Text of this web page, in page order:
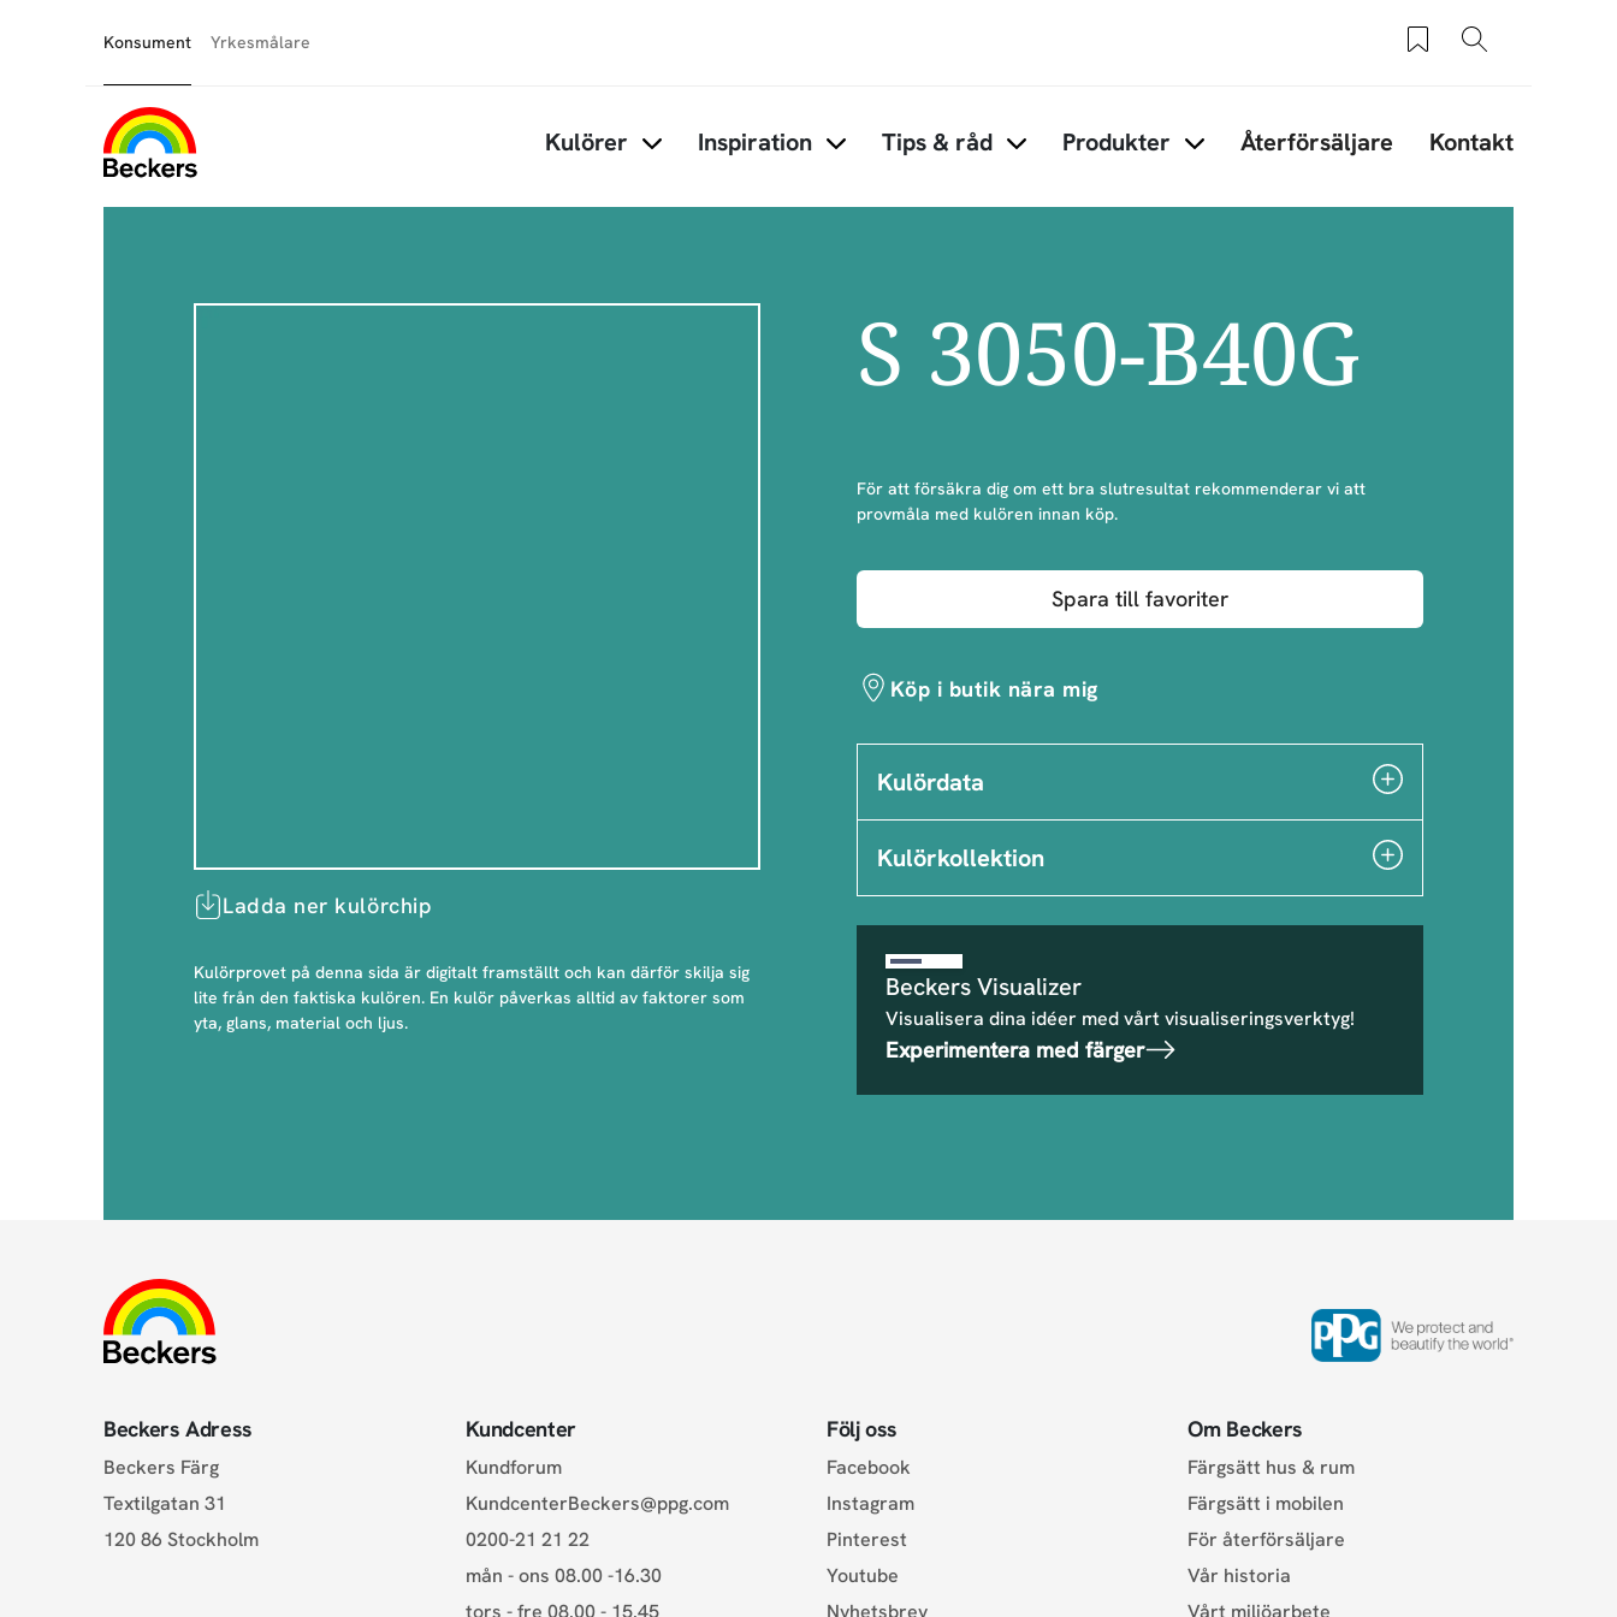
Konsument Yrkesmålare Sparade produkter
Sök
Kulörer Inspiration Tips & råd Produkter Återförsäljare Kontakt
S 3050-B40G
Ladda ner kulörchip
Kulörprovet på denna sida är digitalt framställt och kan därför skilja sig
lite från den faktiska kulören. En kulör påverkas alltid av faktorer som
yta, glans, material och ljus.
För att försäkra dig om ett bra slutresultat rekommenderar vi att
provmåla med kulören innan köp.
Spara till favoriter
Köp i butik nära mig
Kulördata
Kulörkollektion
Beckers Visualizer
Visualisera dina idéer med vårt visualiseringsverktyg!
Experimentera med färger
Beckers Adress
Beckers Färg
Textilgatan 31
120 86 Stockholm
Kundcenter
Kundforum
KundcenterBeckers@ppg.com
0200-21 21 22
mån - ons 08.00 -16.30
tors - fre 08.00 - 15.45
Följ oss
Facebook
Instagram
Pinterest
Youtube
Nyhetsbrev
Om Beckers
Färgsätt hus & rum
Färgsätt i mobilen
För återförsäljare
Vår historia
Vårt miljöarbete